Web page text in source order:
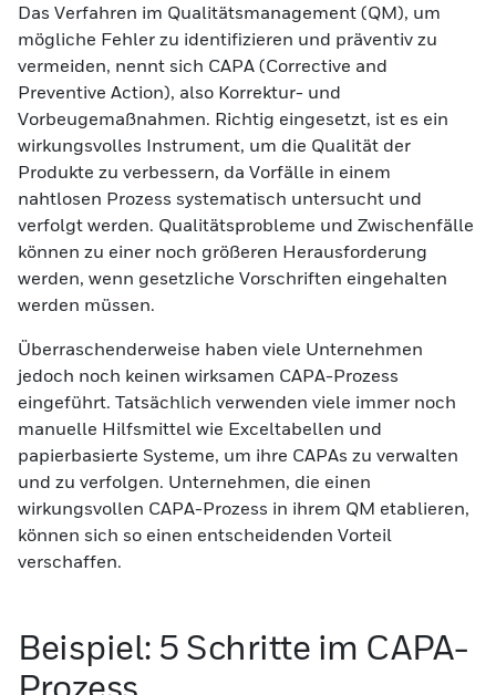
Das Verfahren im Qualitätsmanagement (QM), um
mögliche Fehler zu identifizieren und präventiv zu
vermeiden, nennt sich CAPA (Corrective and
Preventive Action), also Korrektur- und
Vorbeugemaßnahmen. Richtig eingesetzt, ist es ein
wirkungsvolles Instrument, um die Qualität der
Produkte zu verbessern, da Vorfälle in einem
nahtlosen Prozess systematisch untersucht und
verfolgt werden. Qualitätsprobleme und Zwischenfälle
können zu einer noch größeren Herausforderung
werden, wenn gesetzliche Vorschriften eingehalten
werden müssen.
Überraschenderweise haben viele Unternehmen
jedoch noch keinen wirksamen CAPA-Prozess
eingeführt. Tatsächlich verwenden viele immer noch
manuelle Hilfsmittel wie Exceltabellen und
papierbasierte Systeme, um ihre CAPAs zu verwalten
und zu verfolgen. Unternehmen, die einen
wirkungsvollen CAPA-Prozess in ihrem QM etablieren,
können sich so einen entscheidenden Vorteil
verschaffen.
Beispiel: 5 Schritte im CAPA-
Prozess